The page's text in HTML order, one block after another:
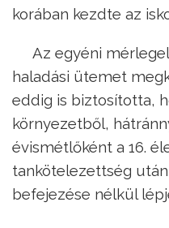
korában kezdte az
Az egyéni
haladási ütemet
eddig is biztosította,
környezetből,
évismétlőként a 16.
tankötelezettség
befejezése nélkül